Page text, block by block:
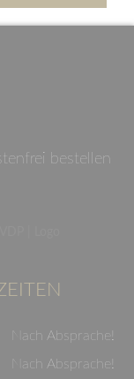
bestellen
Nach Absprache!
Nach Absprache!